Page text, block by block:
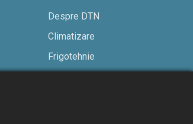
Despre DTN
Climatizare
Frigotehnie